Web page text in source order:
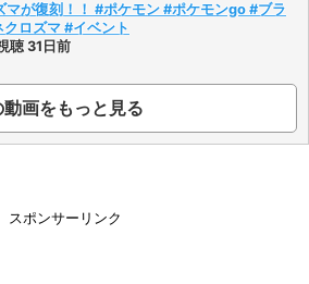
マが復刻！！ #ポケモン #ポケモンgo #ブラ
ロズマ #イベント
聴 31日前
動画をもっと見る
スポンサーリンク